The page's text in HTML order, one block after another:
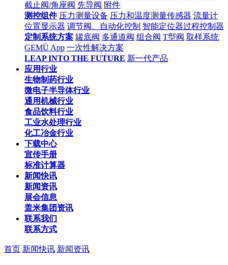
截止阀/角座阀 先导阀 附件
测控组件 压力测量设备 压力和温度测量传感器 流量计
位置显示器 调节阀、自动化控制 智能定位器过程控制器
定制系统方案 罐底阀 多通道阀 组合阀 T型阀 取样系统
GEMÜ App 一次性解决方案
LEAP INTO THE FUTURE 新一代产品
应用行业
生物制药行业
微电子半导体行业
通用机械行业
食品饮料行业
工业水处理行业
化工冶金行业
下载中心
宣传手册
标准计算器
新闻快讯
新闻资讯
展会信息
盖米集团资讯
联系我们
联系方式
首页 新闻快讯 新闻资讯